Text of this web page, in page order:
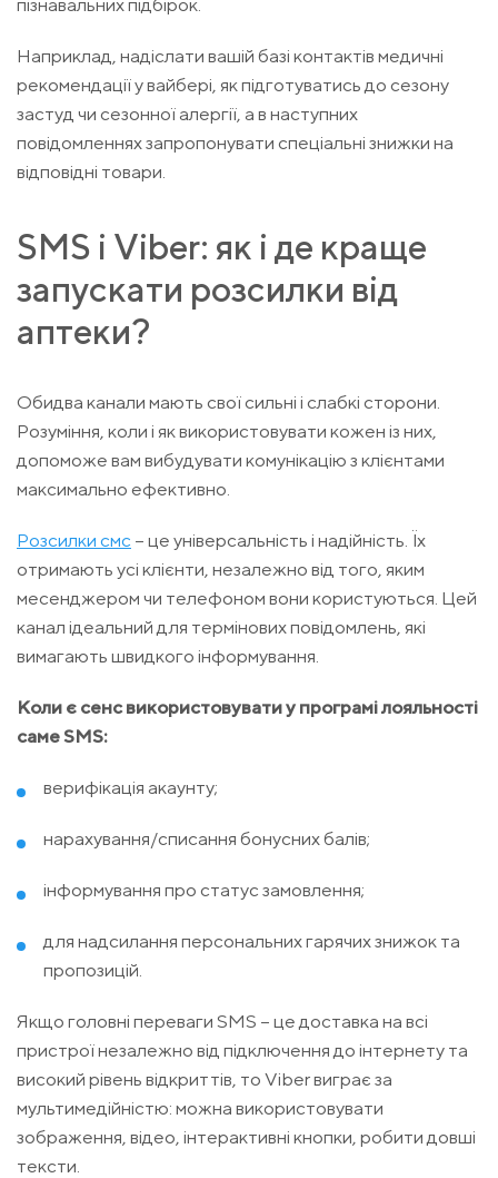
Наприклад, надіслати вашій базі контактів медичні
рекомендації у вайбері, як підготуватись до сезону
застуд чи сезонної алергії, а в наступних
повідомленнях запропонувати спеціальні знижки на
відповідні товари.
SMS і Viber: як і де краще
запускати розсилки від
аптеки?
Обидва канали мають свої сильні і слабкі сторони.
Розуміння, коли і як використовувати кожен із них,
допоможе вам вибудувати комунікацію з клієнтами
максимально ефективно.
Розсилки смс – це універсальність і надійність. Їх
отримають усі клієнти, незалежно від того, яким
месенджером чи телефоном вони користуються. Цей
канал ідеальний для термінових повідомлень, які
вимагають швидкого інформування.
Коли є сенс використовувати у програмі лояльності
саме SMS:
верифікація акаунту;
нарахування/списання бонусних балів;
інформування про статус замовлення;
для надсилання персональних гарячих знижок та
пропозицій.
Якщо головні переваги SMS – це доставка на всі
пристрої незалежно від підключення до інтернету та
високий рівень відкриттів, то Viber виграє за
мультимедійністю: можна використовувати
зображення, відео, інтерактивні кнопки, робити довші
тексти.